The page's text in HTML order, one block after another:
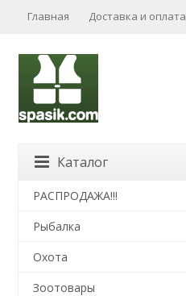
Главная Доставка и оплата
Каталог
РАСПРОДАЖА!!!
Рыбалка
Охота
Зоотовары